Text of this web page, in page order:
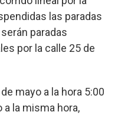
las paradas
paradas
por la calle 25 de
mayo a la hora 5:00
a la misma hora,